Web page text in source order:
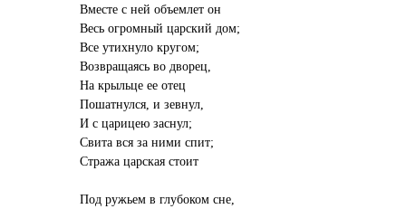
Вместе с ней объемлет он
Весь огромный царский дом;
Все утихнуло кругом;
Возвращаясь во дворец,
На крыльце ее отец
Пошатнулся, и зевнул,
И с царицею заснул;
Свита вся за ними спит;
Стража царская стоит
Под ружьем в глубоком сне,